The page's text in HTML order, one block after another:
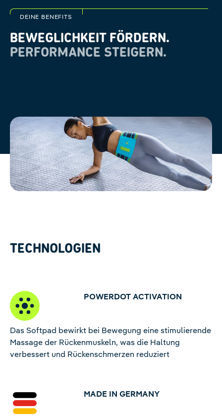
DEINE BENEFITS
BEWEGLICHKEIT FÖRDERN.
PERFORMANCE STEIGERN.
TECHNOLOGIEN
POWERDOT ACTIVATION
Das Softpad bewirkt bei Bewegung eine stimulierende
Massage der Rückenmuskeln, was die Haltung
verbessert und Rückenschmerzen reduziert
MADE IN GERMANY